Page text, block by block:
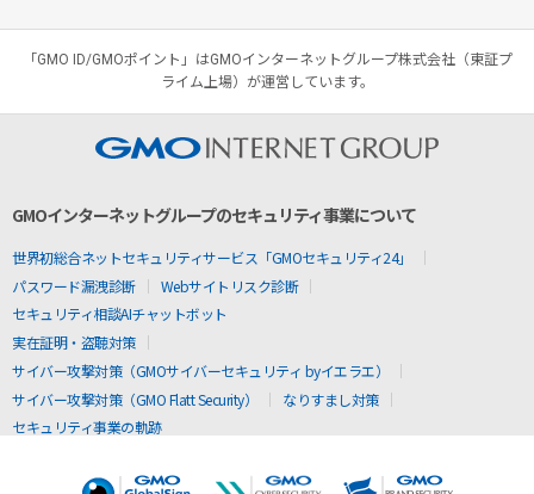
「GMO ID/GMOポイント」はGMOインターネットグループ株式会社（東証プ
ライム上場）が運営しています。
GMOインターネットグループのセキュリティ事業について
世界初総合ネットセキュリティサービス「GMOセキュリティ24」
パスワード漏洩診断
Webサイトリスク診断
セキュリティ相談AIチャットボット
実在証明・盗聴対策
サイバー攻撃対策（GMOサイバーセキュリティ byイエラエ）
サイバー攻撃対策（GMO Flatt Security）
なりすまし対策
セキュリティ事業の軌跡